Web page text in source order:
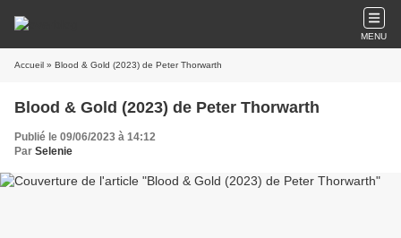
MENU
Accueil » Blood & Gold (2023) de Peter Thorwarth
Blood & Gold (2023) de Peter Thorwarth
Publié le 09/06/2023 à 14:12
Par Selenie